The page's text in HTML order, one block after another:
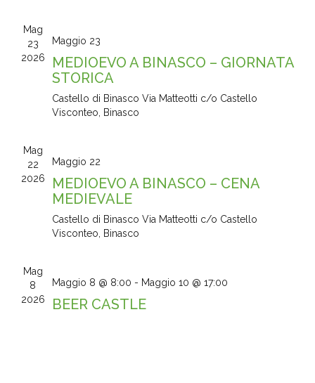
Mag
23
2026
Maggio 23
MEDIOEVO A BINASCO – GIORNATA
STORICA
Castello di Binasco Via Matteotti c/o Castello
Visconteo, Binasco
Mag
22
2026
Maggio 22
MEDIOEVO A BINASCO – CENA
MEDIEVALE
Castello di Binasco Via Matteotti c/o Castello
Visconteo, Binasco
Mag
8
2026
Maggio 8 @ 8:00 - Maggio 10 @ 17:00
BEER CASTLE